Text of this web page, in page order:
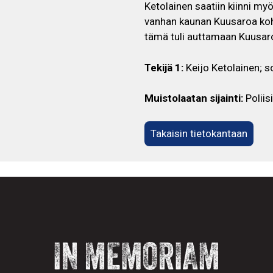
Ketolainen saatiin kiinni
vanhan kaunan Kuusaroa
tämä tuli auttamaan
Tekijä 1:Keijo Ketolainen;
Muistolaatan sijainti:
Takaisin tietokantaan